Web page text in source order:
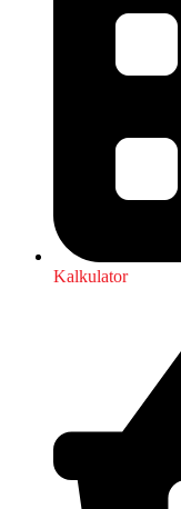
Kalkulator